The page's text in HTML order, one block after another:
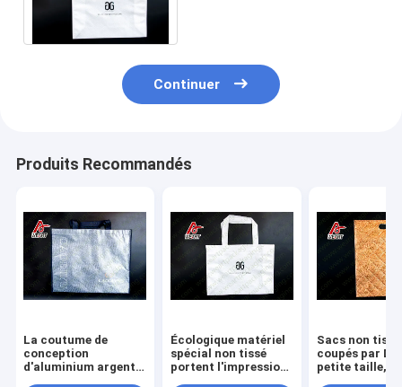
Continuer
Produits Recommandés
La coutume de
conception
d'aluminium argenté
Écologique matériel
spécial non tissé
portent l'impression
Sacs non
coupés par D
petite taille,